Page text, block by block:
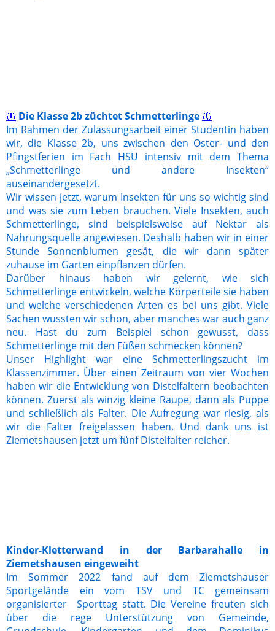
🦋 Die Klasse 2b züchtet Schmetterlinge 🦋
Im Rahmen der Zulassungsarbeit einer Studentin haben
wir, die Klasse 2b, uns zwischen den Oster- und den
Pfingstferien im Fach HSU intensiv mit dem Thema
„Schmetterlinge und andere Insekten“
auseinandergesetzt.
Wir wissen jetzt, warum Insekten für uns so wichtig sind
und was sie zum Leben brauchen. Viele Insekten, auch
Schmetterlinge, sind beispielsweise auf Nektar als
Nahrungsquelle angewiesen. Deshalb haben wir in einer
Stunde Sonnenblumen gesät, die wir dann später
zuhause im Garten einpflanzen dürfen.
Darüber hinaus haben wir gelernt, wie sich
Schmetterlinge entwickeln, welche Körperteile sie haben
und welche verschiedenen Arten es bei uns gibt. Viele
Sachen wussten wir schon, aber manches war auch ganz
neu. Hast du zum Beispiel schon gewusst, dass
Schmetterlinge mit den Füßen schmecken können?
Unser Highlight war eine Schmetterlingszucht im
Klassenzimmer. Über einen Zeitraum von vier Wochen
haben wir die Entwicklung von Distelfaltern beobachten
können. Zuerst als winzig kleine Raupe, dann als Puppe
und schließlich als Falter. Die Aufregung war riesig, als
wir die Falter freigelassen haben. Und dank uns ist
Ziemetshausen jetzt um fünf Distelfalter reicher.
Kinder-Kletterwand in der Barbarahalle in
Ziemetshausen eingeweiht
Im Sommer 2022 fand auf dem Ziemetshauser
Sportgelände ein vom TSV und TC gemeinsam
organisierter Sporttag statt. Die Vereine freuten sich
über die rege Unterstützung von Gemeinde,